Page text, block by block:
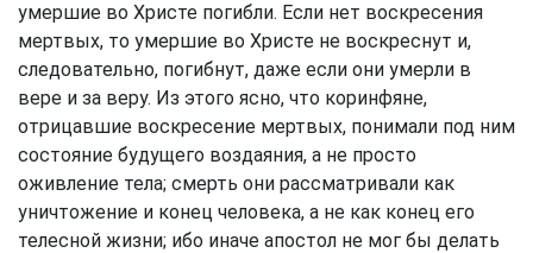
умершие во Христе погибли. Если нет воскресения
мертвых, то умершие во Христе не воскреснут и,
следовательно, погибнут, даже если они умерли в
вере и за веру. Из этого ясно, что коринфяне,
отрицавшие воскресение мертвых, понимали под ним
состояние будущего воздаяния, а не просто
оживление тела; смерть они рассматривали как
уничтожение и конец человека, а не как конец его
телесной жизни; ибо иначе апостол не мог бы делать